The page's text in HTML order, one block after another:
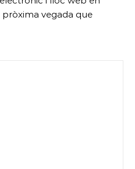
i lloc web en
vegada que